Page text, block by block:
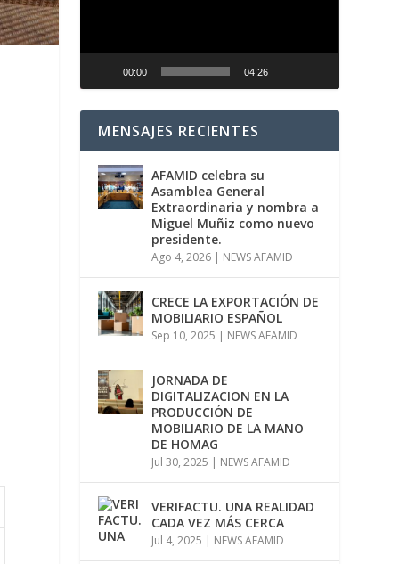
00:00 04:26
MENSAJES RECIENTES
AFAMID celebra su
Asamblea General
Extraordinaria y nombra a
Miguel Muñiz como nuevo
presidente.
Ago 4, 2026 | NEWS AFAMID
CRECE LA EXPORTACIÓN DE
MOBILIARIO ESPAÑOL
Sep 10, 2025 | NEWS AFAMID
JORNADA DE
DIGITALIZACION EN LA
PRODUCCIÓN DE
MOBILIARIO DE LA MANO
DE HOMAG
Jul 30, 2025 | NEWS AFAMID
VERIFACTU. UNA REALIDAD
CADA VEZ MÁS CERCA
Jul 4, 2025 | NEWS AFAMID